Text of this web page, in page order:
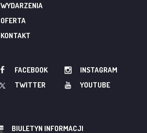
WYDARZENIA
OFERTA
KONTAKT
FACEBOOK
INSTAGRAM
TWITTER
YOUTUBE
BIULETYN INFORMACJI